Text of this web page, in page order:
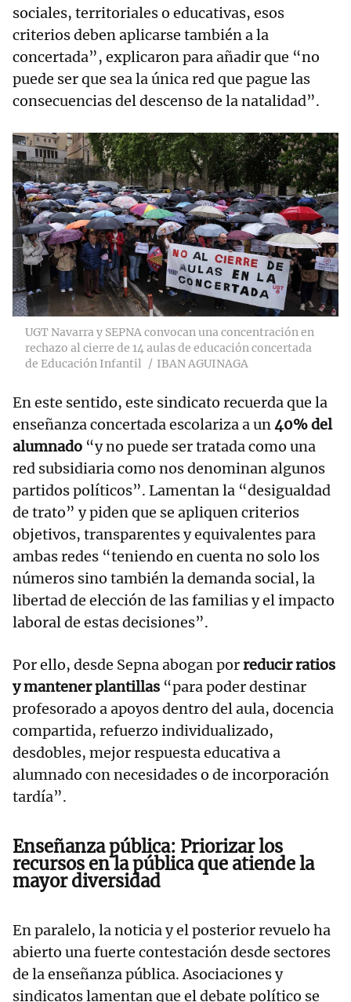
sociales, territoriales o educativas, esos
criterios deben aplicarse también a la
concertada”, explicaron para añadir que “no
puede ser que sea la única red que pague las
consecuencias del descenso de la natalidad”.
UGT Navarra y SEPNA convocan una concentración en
rechazo al cierre de 14 aulas de educación concertada
de Educación Infantil
IBAN AGUINAGA
En este sentido, este sindicato recuerda que la
enseñanza concertada escolariza a un40% del
alumnado “y no puede ser tratada como una
red subsidiaria como nos denominan algunos
partidos políticos”. Lamentan la “desigualdad
de trato” y piden que se apliquen criterios
objetivos, transparentes y equivalentes para
ambas redes “teniendo en cuenta no solo los
números sino también la demanda social, la
libertad de elección de las familias y el impacto
laboral de estas decisiones”.
Por ello, desde Sepna abogan porreducir ratios
y mantener plantillas “para poder destinar
profesorado a apoyos dentro del aula, docencia
compartida, refuerzo individualizado,
desdobles, mejor respuesta educativa a
alumnado con necesidades o de incorporación
tardía”.
Enseñanza pública: Priorizar los
recursos en la pública que atiende la
mayor diversidad
En paralelo, la noticia y el posterior revuelo ha
abierto una fuerte contestación desde sectores
de la enseñanza pública. Asociaciones y
sindicatos lamentan que el debate político se